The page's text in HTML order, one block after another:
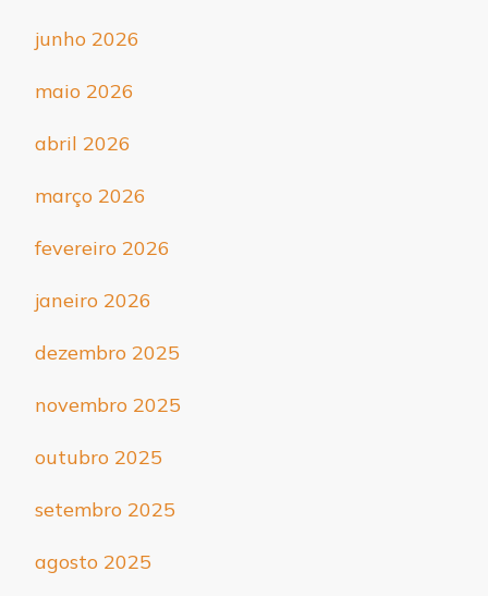
junho 2026
maio 2026
abril 2026
março 2026
fevereiro 2026
janeiro 2026
dezembro 2025
novembro 2025
outubro 2025
setembro 2025
agosto 2025